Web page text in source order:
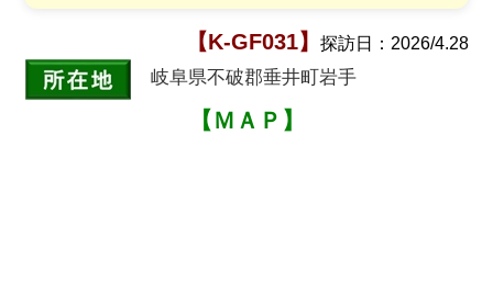
【K-GF031】 探訪日： 2026/4.28
岐阜県不破郡垂井町岩手
【ＭＡＰ】